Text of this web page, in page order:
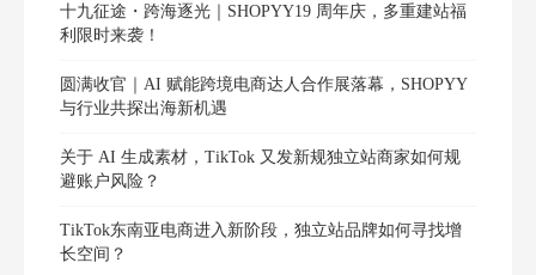
十九征途・跨海逐光｜SHOPYY19 周年庆，多重建站福
利限时来袭！
圆满收官｜AI 赋能跨境电商达人合作展落幕，SHOPYY
与行业共探出海新机遇
关于 AI 生成素材，TikTok 又发新规独立站商家如何规
避账户风险？
TikTok东南亚电商进入新阶段，独立站品牌如何寻找增
长空间？